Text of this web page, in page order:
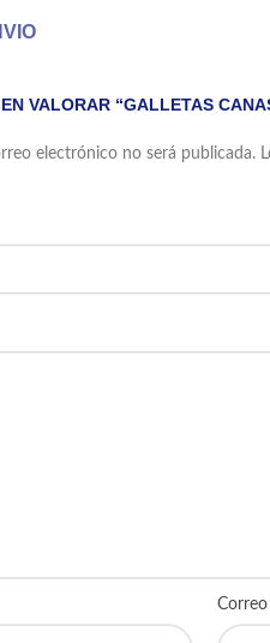
VALORAR “GALLETAS
electrónico no será publicada.